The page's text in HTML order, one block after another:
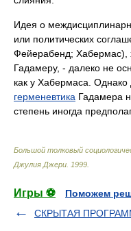
Идея о
или политических
Фейерабенд; Хабермас),
Гадамеру, - далеко не
как у Хабермаса. Однако
герменевтика Гадамера
степень иногда
Большой толковый
Джулия Джери 1999
Игры ⚽
Поможем
СКРЫТАЯ